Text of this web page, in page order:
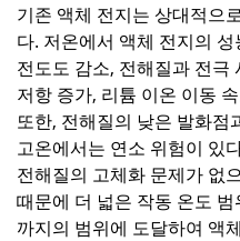
기존 액체 전지는 상대적으
다. 저온에서 액체 전지의
전도도 감소, 전해질과 전극
저항 증가, 리튬 이온 이동
또한, 전해질의 낮은 발화점
고온에서는 연소 위험이 있
전해질의 고체화 문제가 없
때문에 더 넓은 작동 온도
까지의 범위에 도달하여 액